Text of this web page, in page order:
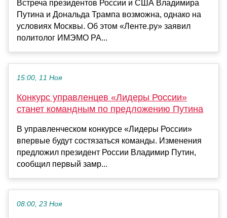
Встреча президентов России и США Владимира
Путина и Дональда Трампа возможна, однако на
условиях Москвы. Об этом «Ленте.ру» заявил
политолог ИМЭМО РА...
15:00, 11 Ноя
Конкурс управленцев «Лидеры России»
станет командным по предложению Путина
В управленческом конкурсе «Лидеры России»
впервые будут состязаться команды. Изменения
предложил президент России Владимир Путин,
сообщил первый замр...
08:00, 23 Ноя